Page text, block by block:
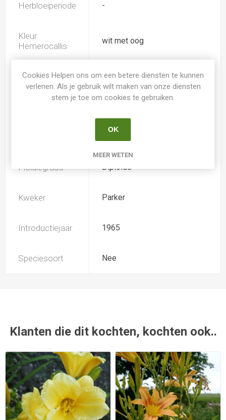
Herbloeiperiode -
Kleur
Hemerocallis
wit met oog
Spider Nee
Ploïdiegraad Diploide
Kweker Parker
Introductiejaar 1965
Speciesoort Nee
Klanten die dit kochten, kochten ook..
Cookies Helpen ons om een betere diensten te kunnen
verlenen. Als je gebruik wilt maken van onze diensten
stem je toe om cookies te gebruiken.
OK
MEER WETEN